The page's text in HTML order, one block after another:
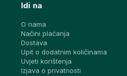
Idi na
O nama
Načini plaćanja
Dostava
Upit o dodatnim količinama
Uvjeti korištenja
Izjava o privatnosti